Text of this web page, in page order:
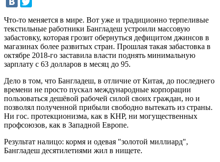
Что-то меняется в мире. Вот уже и традиционно терпеливые
текстильные работники Бангладеш устроили массовую
забастовку, которая грозит обернуться дефицитом джинсов в
магазинах более развитых стран. Прошлая такая забастовка в
октябре 2018-го заставила власти поднять минимальную
зарплату с 63 долларов в месяц до 95.
Дело в том, что Бангладеш, в отличие от Китая, до последнего
времени не просто пускал международные корпорации
пользоваться дешёвой рабочей силой своих граждан, но и
позволял полученной прибыли свободно вытекать из страны.
Ни гос. протекционизма, как в КНР, ни могущественных
профсоюзов, как в Западной Европе.
Результат налицо: кормя и одевая "золотой миллиард",
Бангладеш десятилетиями жил в нищете.